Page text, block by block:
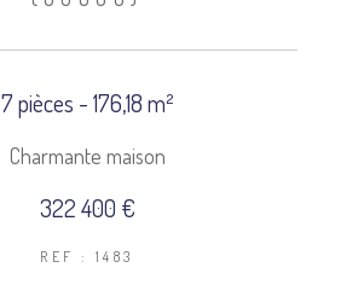
7 pièces - 176,18 m²
Charmante maison
322 400 €
REF : 1483